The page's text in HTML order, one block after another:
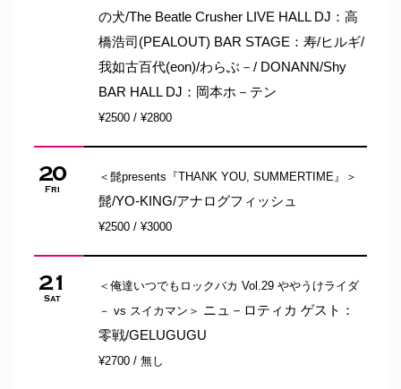
の犬/The Beatle Crusher LIVE HALL DJ：高
橋浩司(PEALOUT) BAR STAGE：寿/ヒルギ/
我如古百代(eon)/わらぶ－/ DONANN/Shy
BAR HALL DJ：岡本ホ－テン
¥2500 / ¥2800
20
Fri
＜髭presents『THANK YOU, SUMMERTIME』＞
髭/YO-KING/アナログフィッシュ
¥2500 / ¥3000
21
Sat
＜俺達いつでもロックバカ Vol.29 ややうけライダ
－ vs スイカマン＞ ニュ－ロティカ ゲスト：
零戦/GELUGUGU
¥2700 / 無し